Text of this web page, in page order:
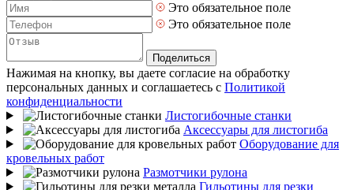
Это обязательное поле
Это обязательное поле
Поделиться
Нажимая на кнопку, вы даете согласие на обработку
персональных данных и соглашаетесь с Политикой
конфиденциальности
Листогибочные станки
Аксессуары для листогиба
Оборудование для
кровельных работ
Размотчики рулона
Гильотины для резки